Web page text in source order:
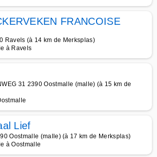
FRANCOISE
Ravels (à 14 km de Merksplas)
à Ravels
31 2390 Oostmalle (malle) (à 15 km de
Lief
Oostmalle (malle) (à 17 km de Merksplas)
à Oostmalle